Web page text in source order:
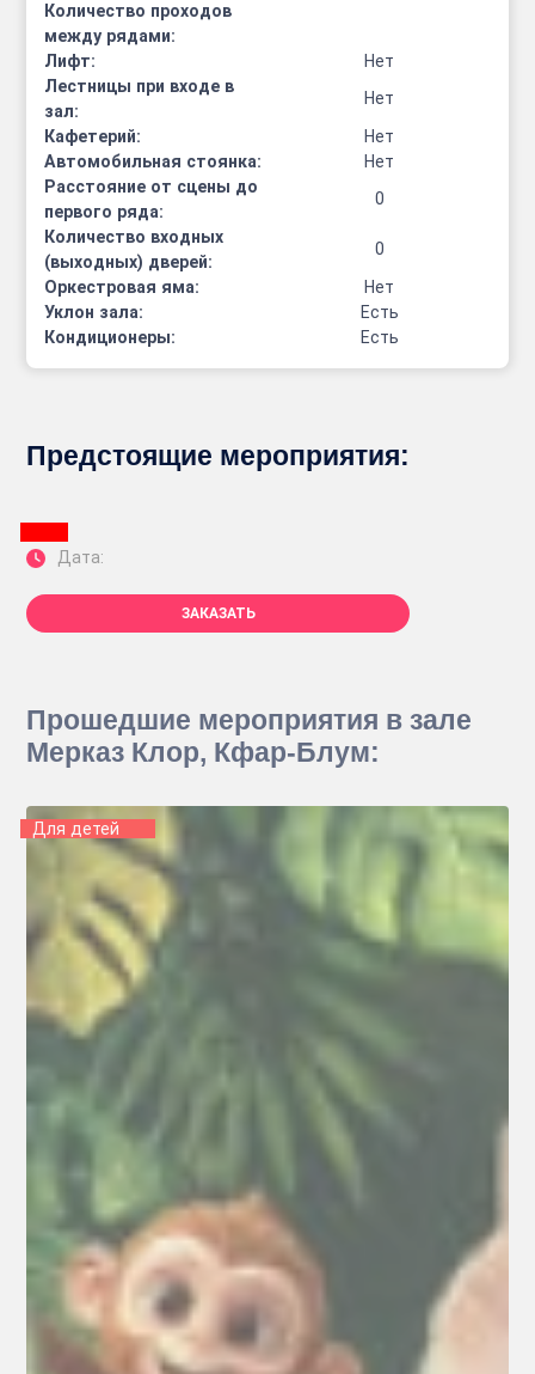
Количество проходов
между рядами:
Лифт:
Нет
Лестницы при входе в
зал:
Нет
Кафетерий:
Нет
Автомобильная стоянка:
Нет
Расстояние от сцены до
первого ряда:
0
Количество входных
(выходных) дверей:
0
Оркестровая яма:
Нет
Уклон зала:
Есть
Кондиционеры:
Есть
Предстоящие мероприятия:
Дата:
ЗАКАЗАТЬ
Прошедшие мероприятия в зале
Мерказ Клор, Кфар-Блум:
Для детей